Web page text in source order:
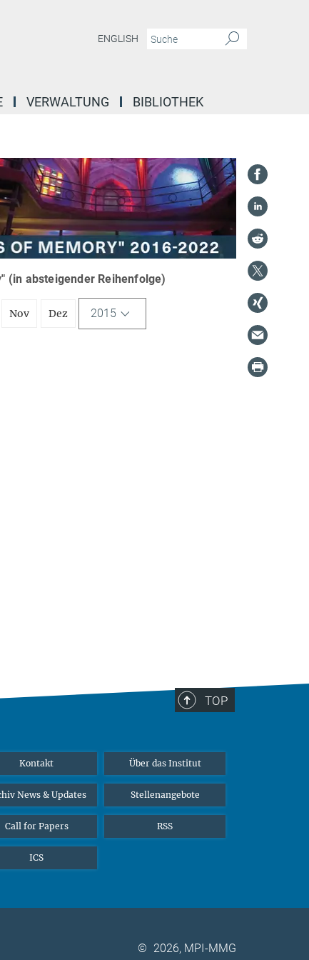
ENGLISH
VERWALTUNG BIBLIOTHEK
(in absteigender Reihenfolge)
Nov Dez 2015
TOP
Kontakt Über das Institut
News & Updates Stellenangebote
Call for Papers RSS
ICS
© 2026, MPI-MMG